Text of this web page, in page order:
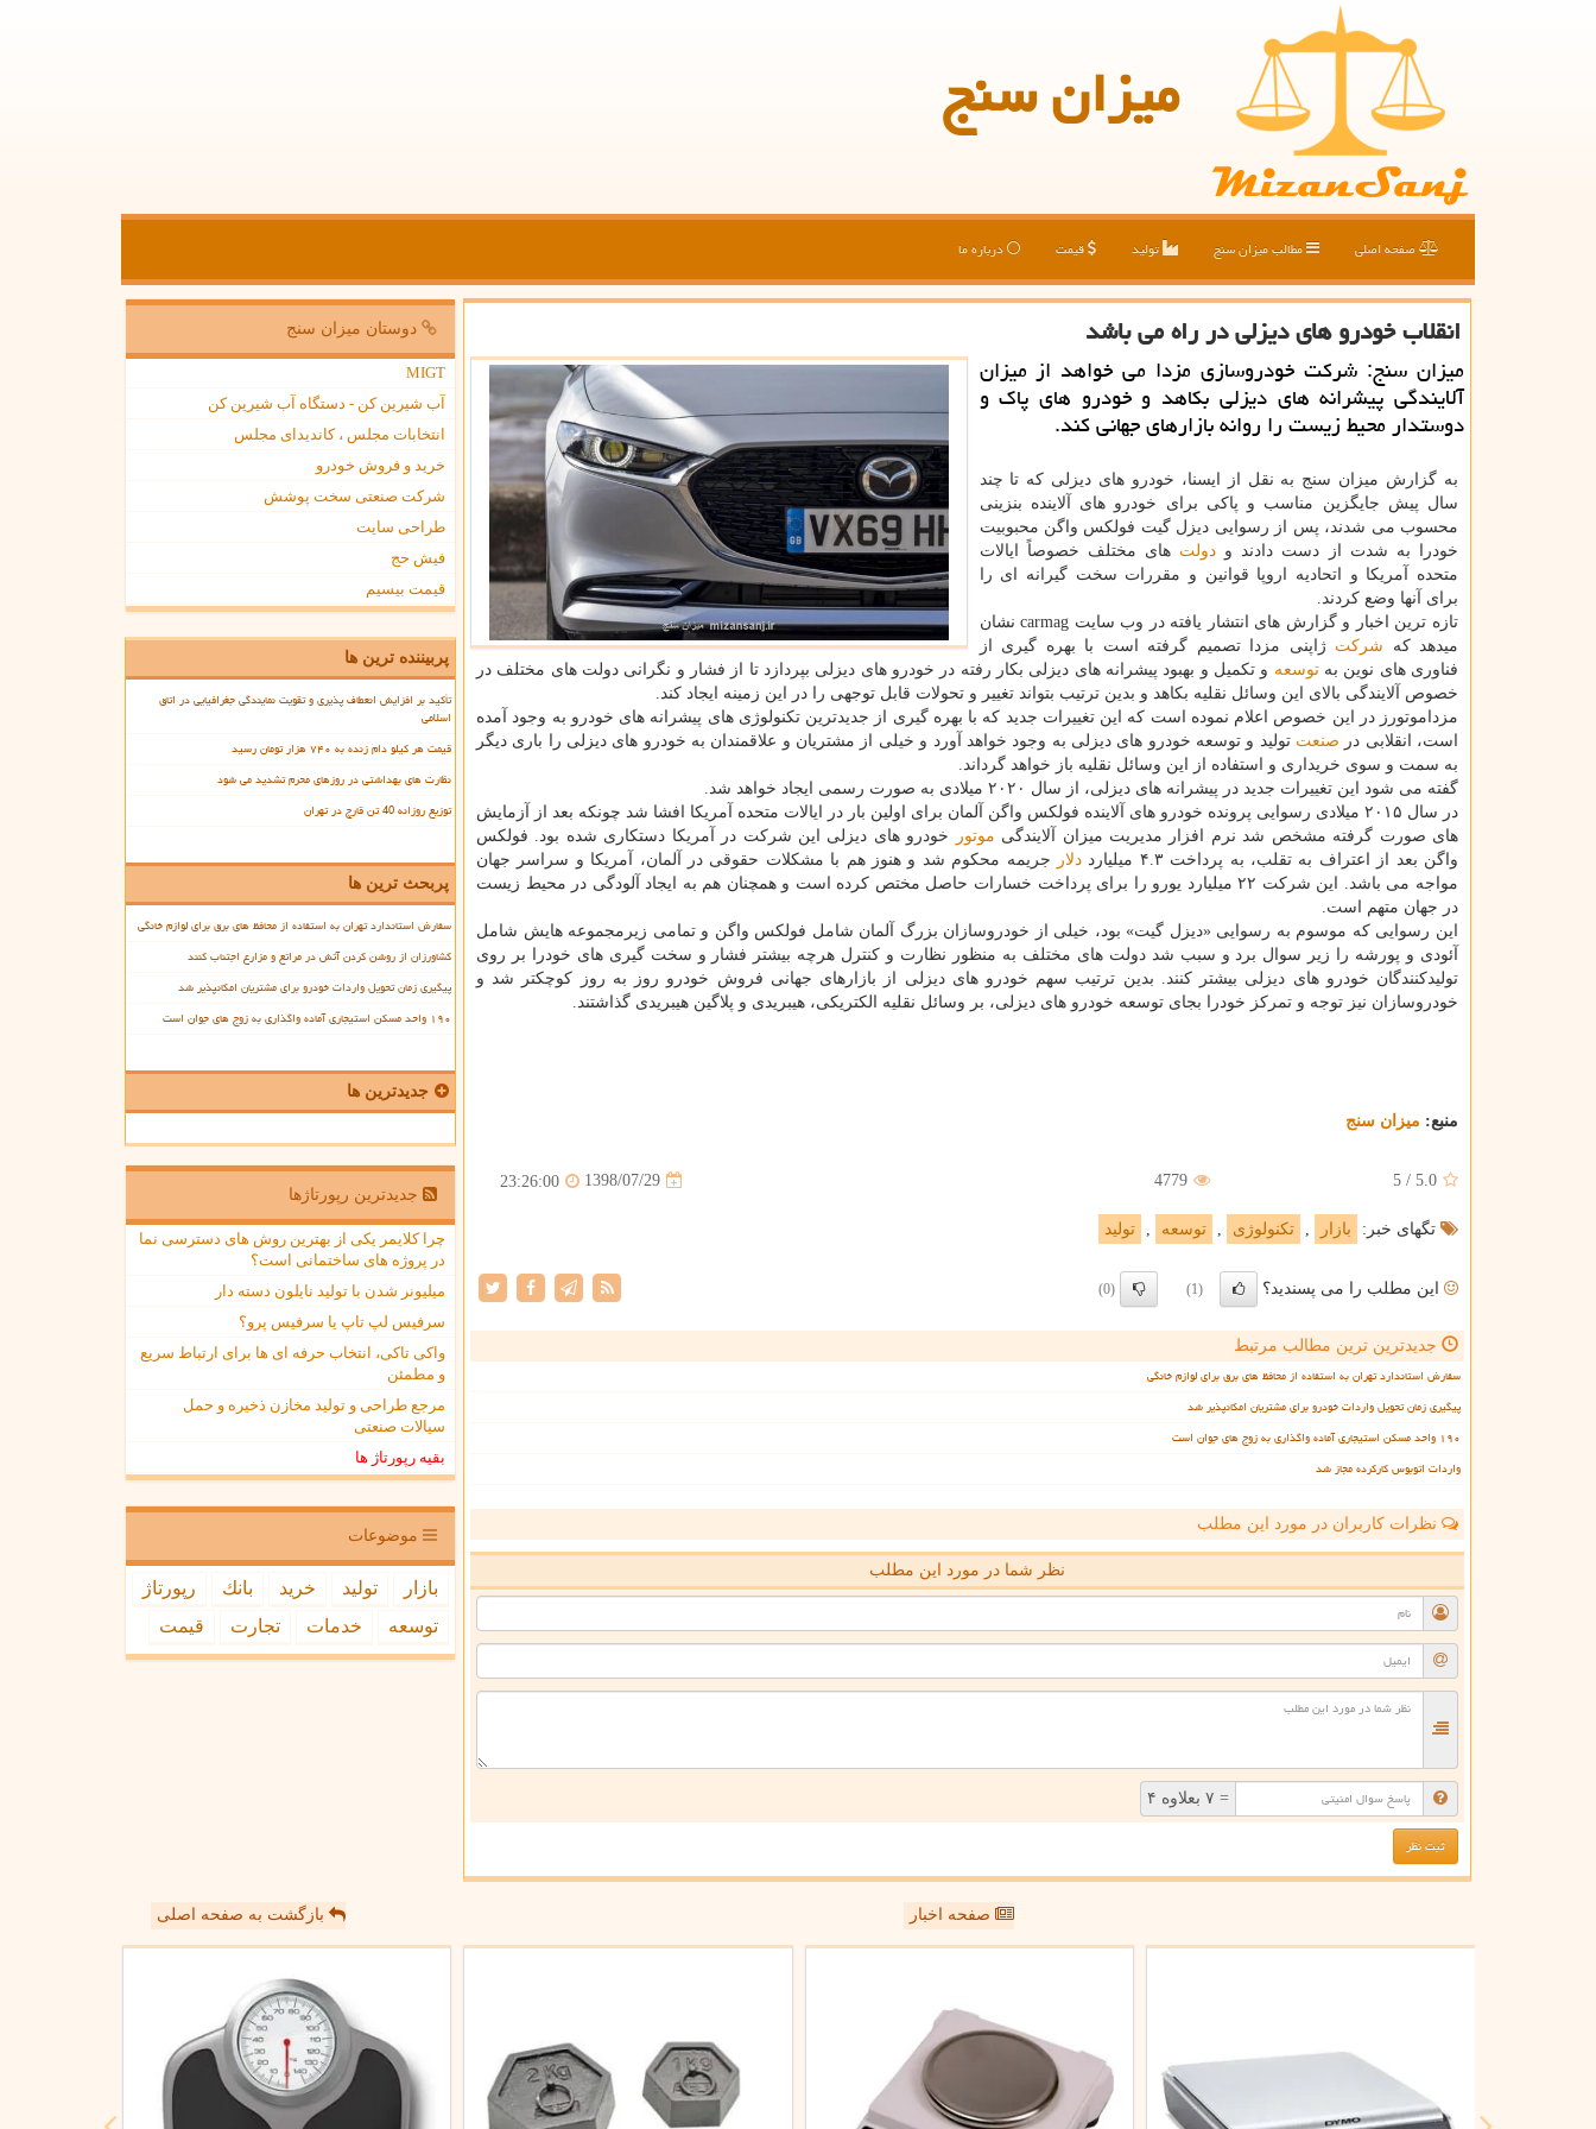
میزان سنج
صفحه اصلی مطالب میزان سنج تولید قیمت درباره ما
انقلاب خودرو های دیزلی در راه می باشد
میزان سنج: شركت خودروسازی مزدا می خواهد از میزان
آلایندگی پیشرانه های دیزلی بكاهد و خودرو های پاك و
دوستدار محیط زیست را روانه بازارهای جهانی كند.
به گزارش میزان سنج به نقل از ایسنا، خودرو های دیزلی كه تا چند
سال پیش جایگزین مناسب و پاكی برای خودرو های آلاینده بنزینی
محسوب می شدند، پس از رسوایی دیزل گیت فولكس واگن محبوبیت
خودرا به شدت از دست دادند و دولت های مختلف خصوصاً ایالات
متحده آمریكا و اتحادیه اروپا قوانین و مقررات سخت گیرانه ای را
برای آنها وضع كردند.
تازه ترین اخبار و گزارش های انتشار یافته در وب سایت carmag نشان
میدهد كه شركت ژاپنی مزدا تصمیم گرفته است با بهره گیری از
فناوری های نوین بهتوسعه و تكمیل و بهبود پیشرانه های دیزلی بكار رفته در خودرو های دیزلی بپردازد تا از فشار و نگرانی دولت های مختلف در
خصوص آلایندگی بالای این وسائل نقلیه بكاهد و بدین ترتیب بتواند تغییر و تحولات قابل توجهی را در این زمینه ایجاد كند.
مزداموتورز در این خصوص اعلام نموده است كه این تغییرات جدید كه با بهره گیری از جدیدترین تكنولوژی های پیشرانه های خودرو به وجود آمده
است، انقلابی در صنعت تولید و توسعه خودرو های دیزلی به وجود خواهد آورد و خیلی از مشتریان و علاقمندان به خودرو های دیزلی را باری دیگر
به سمت و سوی خریداری و استفاده از این وسائل نقلیه باز خواهد گرداند.
گفته می شود این تغییرات جدید در پیشرانه های دیزلی، از سال ۲۰۲۰ میلادی به صورت رسمی ایجاد خواهد شد.
در سال ۲۰۱۵ میلادی رسوایی پرونده خودرو های آلاینده فولكس واگن آلمان برای اولین بار در ایالات متحده آمریكا افشا شد چونكه بعد از آزمایش
های صورت گرفته مشخص شد نرم افزار مدیریت میزان آلایندگی موتور
خودرو های دیزلی این شركت در آمریكا دستكاری شده بود. فولكس
واگن بعد از اعتراف به تقلب، به پرداخت ۴.۳ میلیارد
دلار
جریمه محكوم شد و هنوز هم با مشكلات حقوقی در آلمان، آمریكا و سراسر جهان
مواجه می باشد. این شركت ۲۲ میلیارد یورو را برای پرداخت خسارات حاصل مختص كرده است و همچنان هم به ایجاد آلودگی در محیط زیست
در جهان متهم است.
این رسوایی كه موسوم به رسوایی «دیزل گیت» بود، خیلی از خودروسازان بزرگ آلمان شامل فولكس واگن و تمامی زیرمجموعه هایش شامل
آئودی و پورشه را زیر سوال برد و سبب شد دولت های مختلف به منظور نظارت و كنترل هرچه بیشتر فشار و سخت گیری های خودرا بر روی
تولیدكنندگان خودرو های دیزلی بیشتر كنند. بدین ترتیب سهم خودرو های دیزلی از بازارهای جهانی فروش خودرو روز به روز كوچكتر شد و
خودروسازان نیز توجه و تمركز خودرا بجای توسعه خودرو های دیزلی، بر وسائل نقلیه الكتریكی، هیبریدی و پلاگین هیبریدی گذاشتند.
منبع: میزان سنج
5.0
/
5
4779
1398/07/29
23:26:00
تگهای خبر: بازار تكنولوژی توسعه تولید
این مطلب را می پسندید؟ (1)
(0)
جدیدترین ترین مطالب مرتبط
سفارش استاندارد تهران به استفاده از محافظ های برق برای لوازم خانگی
پیگیری زمان تحویل واردات خودرو برای مشتریان امکانپذیر شد
۱۹۰ واحد مسکن استیجاری آماده واگذاری به زوج های جوان است
واردات اتوبوس کارکرده مجاز شد
نظرات کاربران در مورد این مطلب
نظر شما در مورد این مطلب
= ۷ بعلاوه ۴
دوستان میزان سنج
MIGT
آب شیرین کن - دستگاه آب شیرین کن
انتخابات مجلس ، کاندیدای مجلس
خرید و فروش خودرو
شرکت صنعتی سخت پوشش
طراحی سایت
فیش حج
قیمت بیسیم
پربیننده ترین ها
تأکید بر افزایش انعطاف پذیری و تقویت نمایندگی جغرافیایی در اتاق
اسلامی
قیمت هر کیلو دام زنده به ۷۴۰ هزار تومان رسید
نظارت های بهداشتی در روزهای محرم تشدید می شود
توزیع روزانه 40 تن قارچ در تهران
پربحث ترین ها
سفارش استاندارد تهران به استفاده از محافظ های برق برای لوازم خانگی
کشاورزان از روشن کردن آتش در مراتع و مزارع اجتناب کنند
پیگیری زمان تحویل واردات خودرو برای مشتریان امکانپذیر شد
۱۹۰ واحد مسکن استیجاری آماده واگذاری به زوج های جوان است
جدیدترین ها
جدیدترین رپورتاژها
چرا کلایمر یکی از بهترین روش های دسترسی نما
در پروژه های ساختمانی است؟
میلیونر شدن با تولید نایلون دسته دار
سرفیس لپ تاپ یا سرفیس پرو؟
واکی تاکی، انتخاب حرفه ای ها برای ارتباط سریع
و مطمئن
مرجع طراحی و تولید مخازن ذخیره و حمل
سیالات صنعتی
بقیه رپورتاژ ها
موضوعات
بازار تولید خرید بانك
رپورتاژ
توسعه
خدمات تجارت قیمت
صفحه اخبار بازگشت به صفحه اصلی